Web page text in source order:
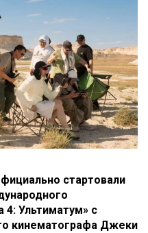
стартовали
4: Ультиматум» с
кинематографа Джеки